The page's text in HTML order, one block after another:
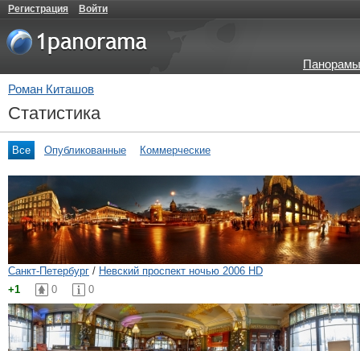
Регистрация Войти
Роман Киташов
Статистика
Все Опубликованные Коммерческие
Санкт-Петербург / Невский проспект ночью 2006 HD
+1
0 0